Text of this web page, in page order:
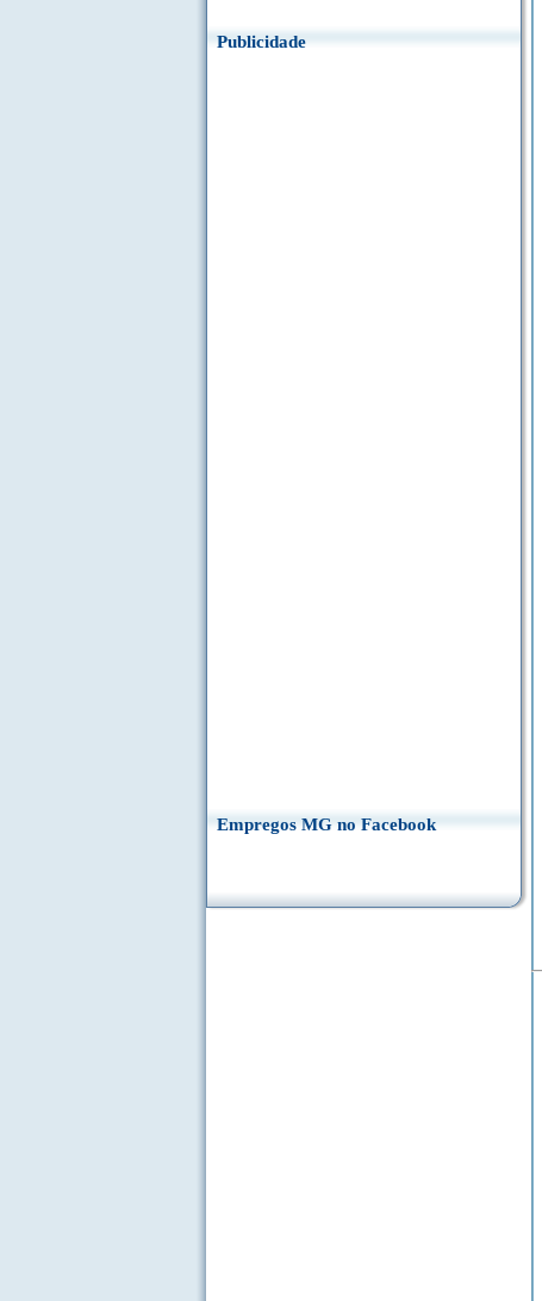
Publicidade
Empregos MG no Facebook